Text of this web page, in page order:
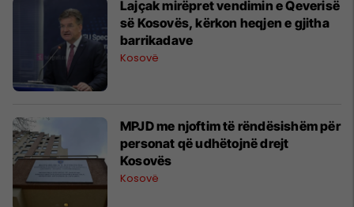
Lajçak mirëpret vendimin e Qeverisë
së Kosovës, kërkon heqjen e gjitha
barrikadave
Kosovë
MPJD me njoftim të rëndësishëm për
personat që udhëtojnë drejt
Kosovës
Kosovë